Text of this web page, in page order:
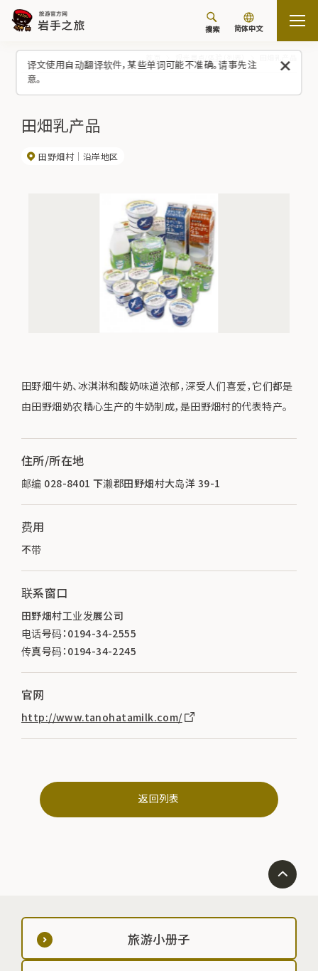
译文使用自动翻译软件，某些单词可能不准确。请事先注
意。
搜索 简体中文
田畑乳产品
田野畑村 沿岸地区
田野畑牛奶、冰淇淋和酸奶味道浓郁，深受人们喜爱，它们都是
由田野畑奶农精心生产的牛奶制成，是田野畑村的代表特产。
住所/所在地
邮编 028-8401 下濑郡田野畑村大岛洋 39-1
费用
不带
联系窗口
田野畑村工业发展公司
电话号码：0194-34-2555
传真号码：0194-34-2245
官网
http://www.tanohatamilk.com/
返回列表
旅游小册子